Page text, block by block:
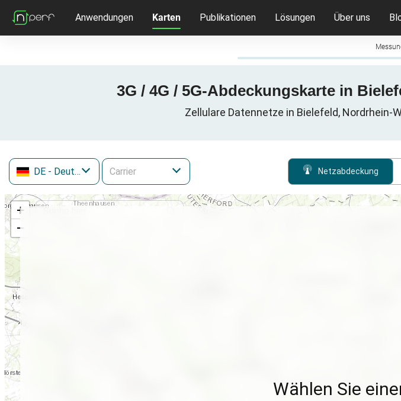
Anwendungen Karten Publikationen Lösungen Über uns
3G / 4G / 5G-Abdeckungskarte in
Zellulare Datennetze in Bielefeld,
DE - Deutschland Netzabdeckung
+
−
Wählen Sie